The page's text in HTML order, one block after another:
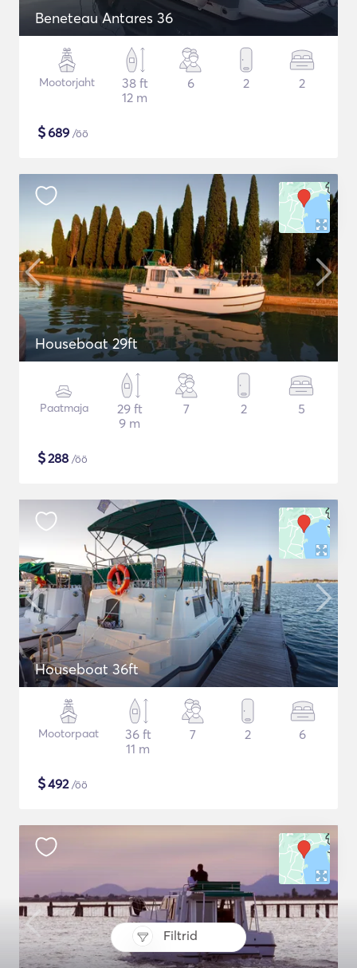
Filtrid
Beneteau Antares 36
Mootorjaht
38 ft
12 m
6 2 2
$689 /öö
Houseboat 29ft
Paatmaja
29 ft
9 m
7 2 5
$288 /öö
Houseboat 36ft
Mootorpaat
36 ft
11 m
7 2 6
$492/öö